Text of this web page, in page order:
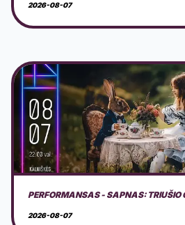
2026-08-07
AVS NINDZĖ LIETUVA 2026 3 ETAPAS
2026-08-08